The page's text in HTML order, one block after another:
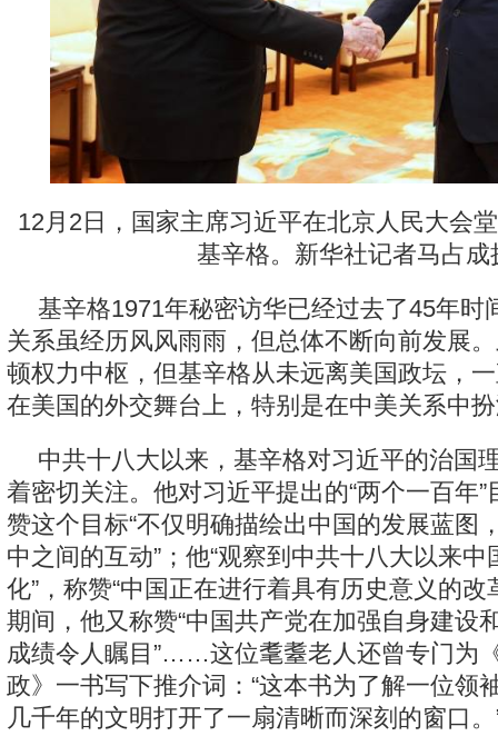
12月2日，国家主席习近平在北京人民大会
基辛格。新华社记者马占成
基辛格1971年秘密访华已经过去了45年时
关系虽经历风风雨雨，但总体不断向前发展
顿权力中枢，但基辛格从未远离美国政坛，
在美国的外交舞台上，特别是在中美关系中
中共十八大以来，基辛格对习近平的治国
着密切关注。他对习近平提出的“两个一百年
赞这个目标“不仅明确描绘出中国的发展蓝图
中之间的互动”；他“观察到中共十八大以来
化”，称赞“中国正在进行着具有历史意义的改
期间，他又称赞“中国共产党在加强自身建设
成绩令人瞩目”……这位耄耋老人还曾专门为
政》一书写下推介词：“这本书为了解一位领
几千年的文明打开了一扇清晰而深刻的窗口。